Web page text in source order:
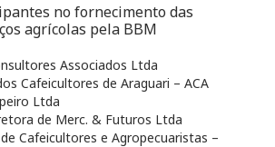
no fornecimento das
agrícolas pela BBM
Associados Ltda
Cafeicultores de Araguari – ACA
Ltda
de Merc. & Futuros Ltda
Cafeicultores e Agropecuaristas –